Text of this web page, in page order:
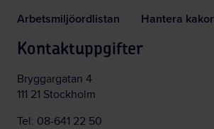
Arbetsmiljöordlistan
Hantera kakor
Kontaktuppgifter
Bryggargatan 4
111 21 Stockholm
Tel: 08-641 22 50